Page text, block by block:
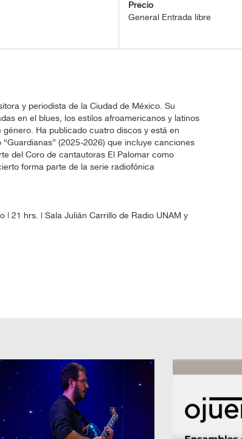
Precio
General Entrada libre
y periodista de la Ciudad de México. Su
en el blues, los estilos afroamericanos y latinos
Ha publicado cuatro discos y está en
(2025-2026) que incluye canciones
del Coro de cantautoras El Palomar como
forma parte de la serie radiofónica
| 21 hrs. | Sala Julián Carrillo de Radio UNAM y